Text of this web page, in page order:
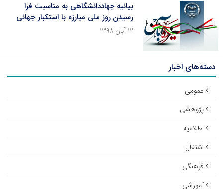
بیانیه جهاددانشگاهی به مناسبت فرا
رسیدن روز ملی مبارزه با استکبار جهانی
۱۲ آبان ۱۳۹۸
دسته‌های اخبار
عمومی
پژوهشی
اطلاعیه
اشتغال
فرهنگی
آموزشی